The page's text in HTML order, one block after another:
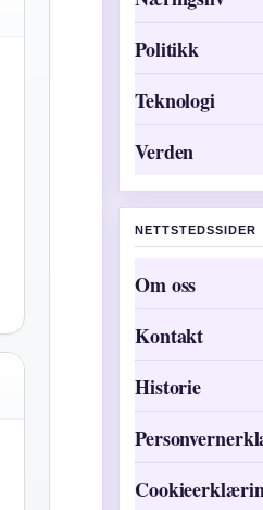
Politikk
Teknologi
Verden
NETTSTEDSSIDER
Om oss
Kontakt
Historie